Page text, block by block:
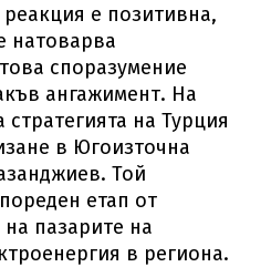
е позитивна,
натоварва
споразумение
ангажимент. На
на Турция
в Югоизточна
Той
етап от
на пазарите на
в региона.